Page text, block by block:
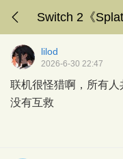
lilod
2026-6-30 22:47
联机很怪猎啊，所有人
没有互救